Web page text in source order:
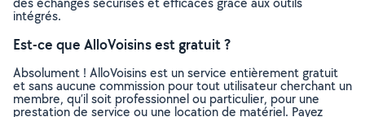
intégrés.
Est-ce que AlloVoisins est gratuit ?
Absolument ! AlloVoisins est un service entièrement gratuit
et sans aucune commission pour tout utilisateur cherchant un
membre, qu’il soit professionnel ou particulier, pour une
prestation de service ou une location de matériel. Payez